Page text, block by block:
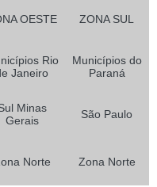
OESTE ZONA SUL
Rio
Janeiro
Municípios do
Paraná
Minas
Gerais
São Paulo
Norte Zona Norte